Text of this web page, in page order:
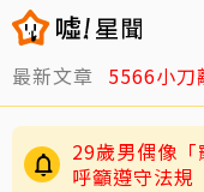
最新文章 5566小刀
29歲男偶像
呼籲遵守法規